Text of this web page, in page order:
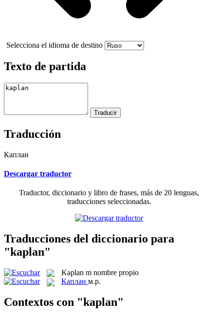
Selecciona el idioma de destino
Texto de partida
Traducción
Каплан
Descargar traductor
Traductor, diccionario y libro de frases, más de 20 lenguas,
traducciones seleccionadas.
Traducciones del diccionario para
"kaplan"
Kaplan m nombre propio
Каплан м.р.
Contextos con "kaplan"